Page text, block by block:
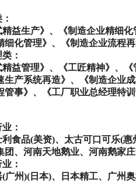
益生产》、《制造企业精细化
细化管理》、《制造企业流程再
：
益管理》、《工匠精神》、《
生产系统再造》、《制造企业
管事》、《工厂职业总经理特训
：
食品(美资)、太古可口可乐(惠
团、河南天地鹅业、河南鹅家
：
(广州)(日本)、日本精工、广州